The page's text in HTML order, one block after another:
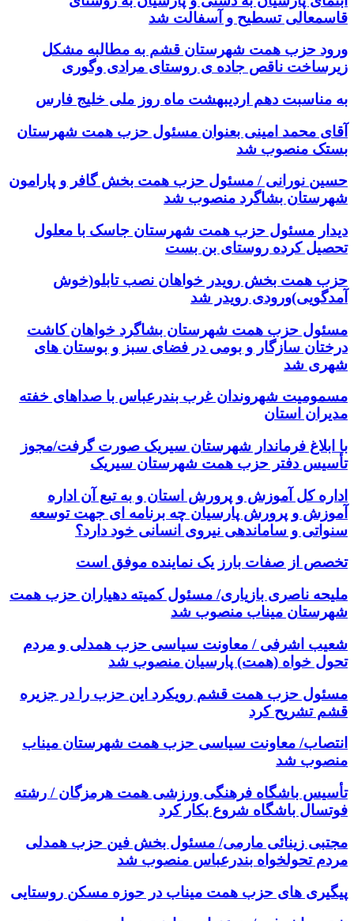
قاسمعالی تسطیح و آسفالت شد
ورود حزب همت شهرستان‌ قشم به مطالبه مشکل
زیرساخت ناقص جاده ی روستای مرادی وگوری
به مناسبت دهم اردیبهشت ماه روز ملی خلیج فارس
آقای محمد امینی بعنوان مسئول حزب همت شهرستان
بستک منصوب شد
حسین نورانی / مسئول حزب همت بخش گافر و پارامون
شهرستان بشاگرد منصوب شد
دیدار مسئول حزب همت شهرستان جاسک با معلول
تحصیل کرده روستای بن بست
حزب همت بخش رویدر خواهان نصب تابلو(خوش
آمدگویی)ورودی رویدر شد
مسئول حزب همت شهرستان بشاگرد خواهان کاشت
درختان سازگار و بومی در فضای سبز و بوستان های
شهری شد
مسمومیت شهروندان غرب بندرعباس با صداهای خفته
مدیران استان
با ابلاغ فرماندار شهرستان سیریک صورت گرفت/مجوز
تأسیس دفتر حزب همت شهرستان سیریک
اداره کل آموزش و پرورش استان و به تبع آن اداره
آموزش و پرورش پارسیان چه برنامه ای جهت توسعه
سنواتی و ساماندهی نیروی انسانی خود دارد؟
تخصص از صفات بارز یک نماینده موفق است
ملیحه ناصری بازیاری/ مسئول کمیته دهیاران حزب همت
شهرستان میناب منصوب شد
شعیب اشرفی / معاونت سیاسی حزب همدلی و مردم
تحول خواه (همت) پارسیان منصوب شد
مسئول حزب همت قشم رویکرد این حزب را در جزیره
قشم تشریح کرد
انتصاب/ معاونت سیاسی حزب همت شهرستان میناب
منصوب شد
تأسیس باشگاه فرهنگی ورزشی همت هرمزگان / رشته
فوتسال باشگاه شروع بکار کرد
مجتبی زینائی مارمی/ مسئول بخش فین حزب همدلی
مردم تحولخواه بندرعباس منصوب شد
پیگیری های حزب همت میناب در حوزه مسکن روستایی